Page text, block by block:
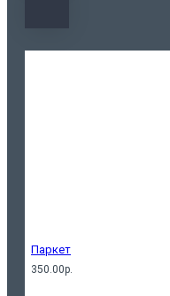
Паркет
350.00р.